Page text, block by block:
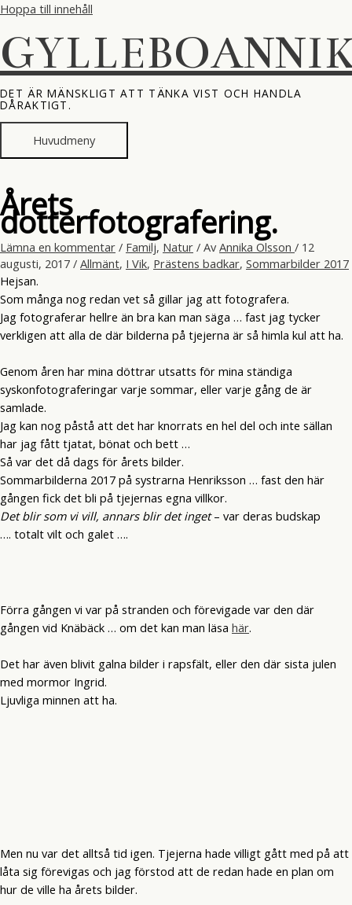
Hoppa till innehåll
DET ÄR MÄNSKLIGT ATT TÄNKA VIST OCH HANDLA
DÅRAKTIGT.
Huvudmeny
Årets
dotterfotografering.
Lämna en kommentar / Familj, Natur / Av Annika Olsson / 12
augusti, 2017 / Allmänt, I Vik, Prästens badkar, Sommarbilder 2017
Hejsan.
Som många nog redan vet så gillar jag att fotografera.
Jag fotograferar hellre än bra kan man säga … fast jag tycker
verkligen att alla de där bilderna på tjejerna är så himla kul att ha.
Genom åren har mina döttrar utsatts för mina ständiga
syskonfotograferingar varje sommar, eller varje gång de är
samlade.
Jag kan nog påstå att det har knorrats en hel del och inte sällan
har jag fått tjatat, bönat och bett …
Så var det då dags för årets bilder.
Sommarbilderna 2017 på systrarna Henriksson … fast den här
gången fick det bli på tjejernas egna villkor.
Det blir som vi vill, annars blir det inget– var deras budskap
…. totalt vilt och galet ….
Förra gången vi var på stranden och förevigade var den där
gången vid Knäbäck … om det kan man läsa här.
Det har även blivit galna bilder i rapsfält, eller den där sista julen
med mormor Ingrid.
Ljuvliga minnen att ha.
Men nu var det alltså tid igen. Tjejerna hade villigt gått med på att
låta sig förevigas och jag förstod att de redan hade en plan om
hur de ville ha årets bilder.